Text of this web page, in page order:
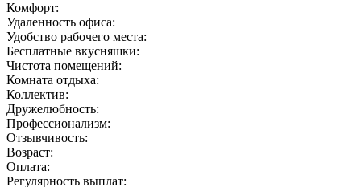
Комфорт:
Удаленность офиса:
Удобство рабочего места:
Бесплатные вкусняшки:
Чистота помещений:
Комната отдыха:
Коллектив:
Дружелюбность:
Профессионализм:
Отзывчивость:
Возраст:
Оплата:
Регулярность выплат: